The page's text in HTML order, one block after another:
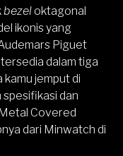
bezeloktagonal
ikonis yang
Piguet
dalam tiga
kamu jemput di
spesifikasi dan
Covered
dari Minwatch di